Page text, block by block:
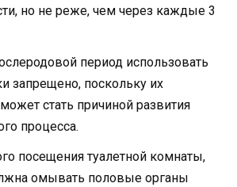
но не реже, чем через каждые 3
период использовать
запрещено, поскольку их
стать причиной развития
процесса.
посещения туалетной комнаты,
омывать половые органы